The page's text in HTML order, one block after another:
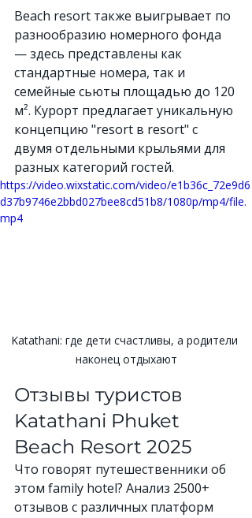
Beach resort также выигрывает по
разнообразию номерного фонда
— здесь представлены как
стандартные номера, так и
семейные сьюты площадью до 120
м². Курорт предлагает уникальную
концепцию "resort в resort" с
двумя отдельными крыльями для
разных категорий гостей.
https://video.wixstatic.com/video/e1b36c_72e9d6
d37b9746e2bbd027bee8cd51b8/1080p/mp4/file.
mp4
Katathani: где дети счастливы, а родители
наконец отдыхают
Отзывы туристов
Katathani Phuket
Beach Resort 2025
Что говорят путешественники об
этом family hotel? Анализ 2500+
отзывов с различных платформ